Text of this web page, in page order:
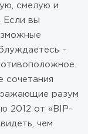
смелую и
Если вы
–
сочетания
разум
2012 от «BIP-
чем